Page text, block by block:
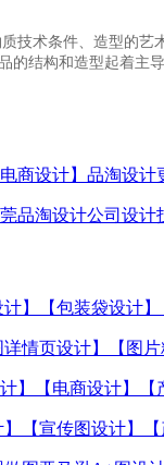
术条件、造型的艺
的结构和造型起着主
商设计】品淘设计
品淘设计公司设计
计】【包装袋设计
详情页设计】【图
计】【电商设计】
】【宣传图设计】